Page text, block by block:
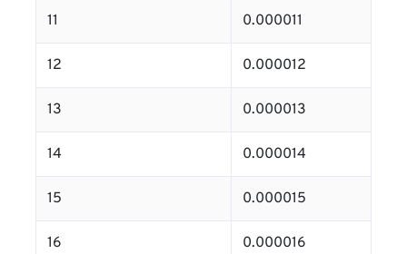
11 0.000011
12 0.000012
13 0.000013
14 0.000014
15 0.000015
16 0.000016